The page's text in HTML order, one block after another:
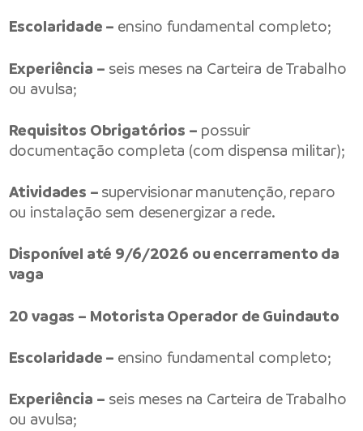
Escolaridade – ensino fundamental completo;
Experiência – seis meses na Carteira de Trabalho
ou avulsa;
Requisitos Obrigatórios – possuir
documentação completa (com dispensa militar);
Atividades – supervisionar manutenção, reparo
ou instalação sem desenergizar a rede.
Disponível até 9/6/2026 ou encerramento da
vaga
20 vagas – Motorista Operador de Guindauto
Escolaridade – ensino fundamental completo;
Experiência – seis meses na Carteira de Trabalho
ou avulsa;